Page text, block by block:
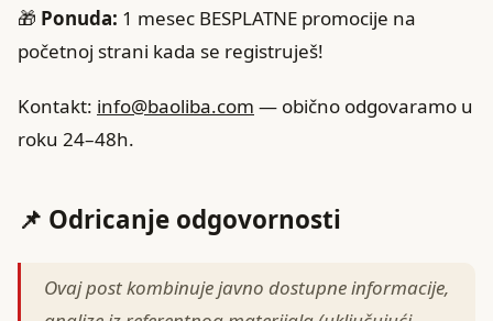
🎁 Ponuda: 1 mesec BESPLATNE promocije na
početnoj strani kada se registruješ!
Kontakt: info@baoliba.com — obično odgovaramo u
roku 24–48h.
📌 Odricanje odgovornosti
Ovaj post kombinuje javno dostupne informacije,